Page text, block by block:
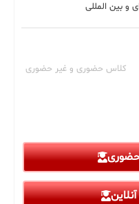
و بین المللی
کلاس حضوری و غیر حضوری